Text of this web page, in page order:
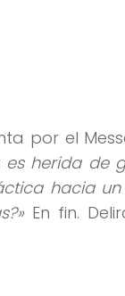
por el
es herida
hacia
En fin.